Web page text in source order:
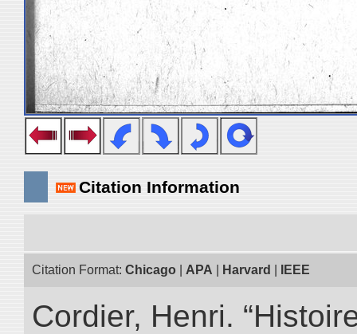
Citation Information
Citation Format: Chicago APA Harvard IEEE
Cordier, Henri.